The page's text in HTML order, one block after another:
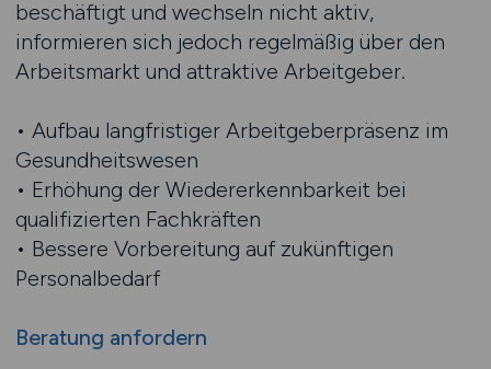
beschäftigt und wechseln nicht aktiv,
informieren sich jedoch regelmäßig über den
Arbeitsmarkt und attraktive Arbeitgeber.
• Aufbau langfristiger Arbeitgeberpräsenz im
Gesundheitswesen
• Erhöhung der Wiedererkennbarkeit bei
qualifizierten Fachkräften
• Bessere Vorbereitung auf zukünftigen
Personalbedarf
Beratung anfordern